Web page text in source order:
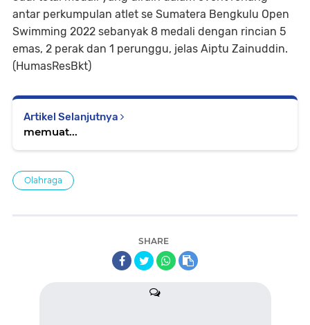
antar perkumpulan atlet se Sumatera Bengkulu Open
Swimming 2022 sebanyak 8 medali dengan rincian 5
emas, 2 perak dan 1 perunggu, jelas Aiptu Zainuddin.
(HumasResBkt)
Artikel Selanjutnya
memuat...
Olahraga
SHARE